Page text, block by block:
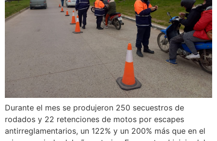
Durante el mes se produjeron 250 secuestros de
rodados y 22 retenciones de motos por escapes
antirreglamentarios, un 122% y un 200% más que en el